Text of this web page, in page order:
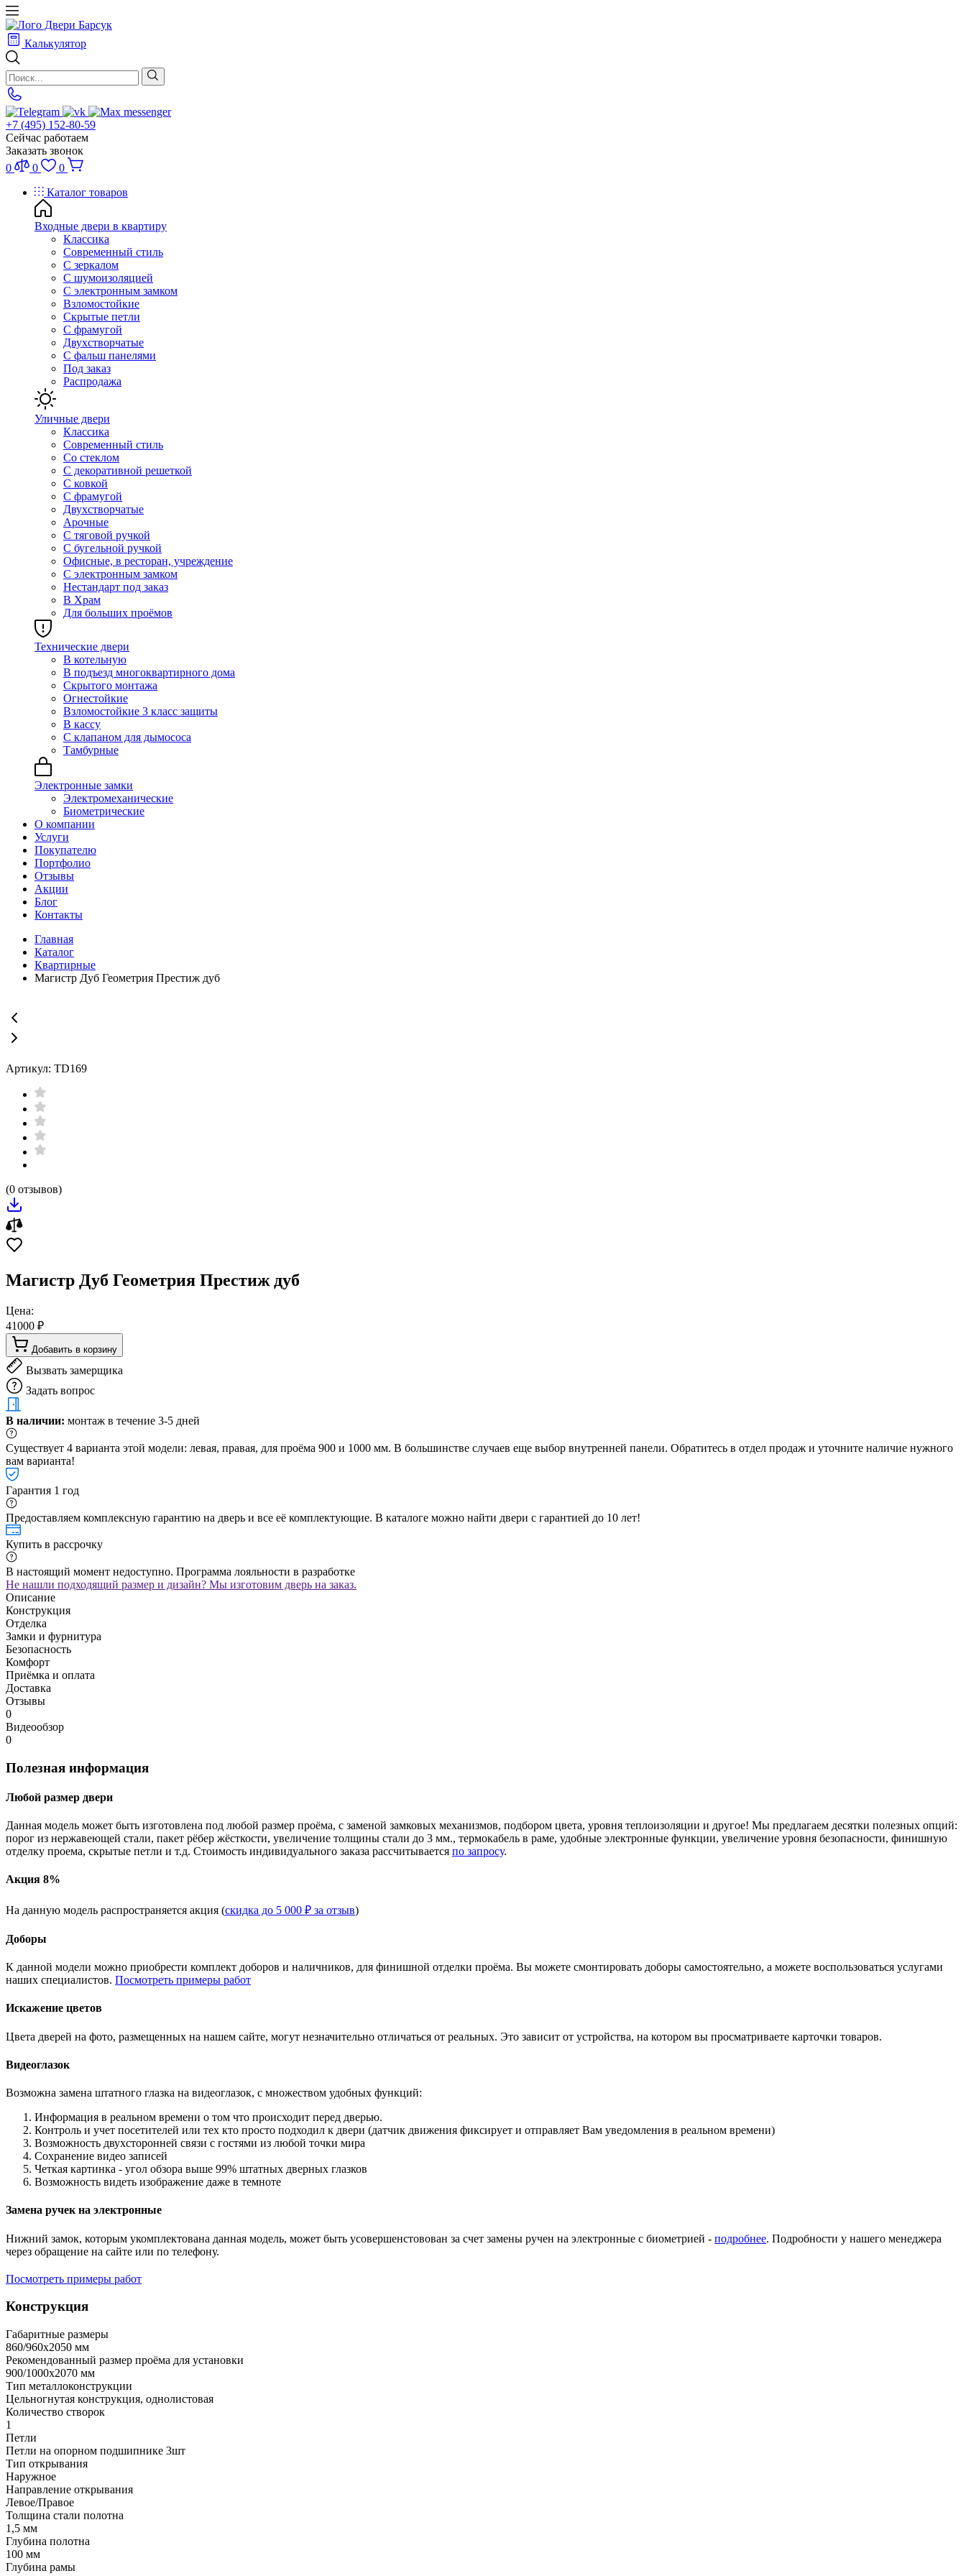
Калькулятор
+7 (495) 152-80-59
Сейчас работаем
Заказать звонок
0
0
0
Каталог товаров
Входные двери в квартиру
Классика
Современный стиль
С зеркалом
С шумоизоляцией
С электронным замком
Взломостойкие
Скрытые петли
С фрамугой
Двухстворчатые
С фальш панелями
Под заказ
Распродажа
Уличные двери
Классика
Современный стиль
Со стеклом
С декоративной решеткой
С ковкой
С фрамугой
Двухстворчатые
Арочные
С тяговой ручкой
С бугельной ручкой
Офисные, в ресторан, учреждение
С электронным замком
Нестандарт под заказ
В Храм
Для больших проёмов
Технические двери
В котельную
В подъезд многоквартирного дома
Скрытого монтажа
Огнестойкие
Взломостойкие 3 класс защиты
В кассу
С клапаном для дымососа
Тамбурные
Электронные замки
Электромеханические
Биометрические
О компании
Услуги
Покупателю
Портфолио
Отзывы
Акции
Блог
Контакты
Главная
Каталог
Квартирные
Магистр Дуб Геометрия Престиж дуб
Артикул: TD169
(0 отзывов)
Магистр Дуб Геометрия Престиж дуб
Цена:
41000 ₽
Добавить в корзину
Вызвать замерщика
Задать вопрос
В наличии: монтаж в течение 3-5 дней
Существует 4 варианта этой модели: левая, правая, для проёма 900 и 1000 мм. В большинстве случаев еще выбор внутренней панели. Обратитесь в отдел продаж и уточните наличие нужного
вам варианта!
Гарантия 1 год
Предоставляем комплексную гарантию на дверь и все её комплектующие. В каталоге можно найти двери с гарантией до 10 лет!
Купить в рассрочку
В настоящий момент недоступно. Программа лояльности в разработке
Не нашли подходящий размер и дизайн? Мы изготовим дверь на заказ.
Описание
Конструкция
Отделка
Замки и фурнитура
Безопасность
Комфорт
Приёмка и оплата
Доставка
Отзывы
0
Видеообзор
0
Полезная информация
Любой размер двери
Данная модель может быть изготовлена под любой размер проёма, с заменой замковых механизмов, подбором цвета, уровня теплоизоляции и другое! Мы предлагаем десятки полезных опций:
порог из нержавеющей стали, пакет рёбер жёсткости, увеличение толщины стали до 3 мм., термокабель в раме, удобные электронные функции, увеличение уровня безопасности, финишную
отделку проема, скрытые петли и т.д. Стоимость индивидуального заказа рассчитывается по запросу.
Акция 8%
На данную модель распространяется акция (скидка до 5 000 ₽ за отзыв)
Доборы
К данной модели можно приобрести комплект доборов и наличников, для финишной отделки проёма. Вы можете смонтировать доборы самостоятельно, а можете воспользоваться услугами
наших специалистов. Посмотреть примеры работ
Искажение цветов
Цвета дверей на фото, размещенных на нашем сайте, могут незначительно отличаться от реальных. Это зависит от устройства, на котором вы просматриваете карточки товаров.
Видеоглазок
Возможна замена штатного глазка на видеоглазок, с множеством удобных функций:
Информация в реальном времени о том что происходит перед дверью.
Контроль и учет посетителей или тех кто просто подходил к двери (датчик движения фиксирует и отправляет Вам уведомления в реальном времени)
Возможность двухсторонней связи с гостями из любой точки мира
Сохранение видео записей
Четкая картинка - угол обзора выше 99% штатных дверных глазков
Возможность видеть изображение даже в темноте
Замена ручек на электронные
Нижний замок, которым укомплектована данная модель, может быть усовершенстовован за счет замены ручен на электронные с биометрией - подробнее. Подробности у нашего менеджера
через обращение на сайте или по телефону.
Посмотреть примеры работ
Конструкция
Габаритные размеры
860/960х2050 мм
Рекомендованный размер проёма для установки
900/1000х2070 мм
Тип металлоконструкции
Цельногнутая конструкция, однолистовая
Количество створок
1
Петли
Петли на опорном подшипнике 3шт
Тип открывания
Наружное
Направление открывания
Левое/Правое
Толщина стали полотна
1,5 мм
Глубина полотна
100 мм
Глубина рамы